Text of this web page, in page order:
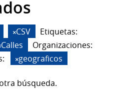
CSV
Etiquetas:
Calles
Organizaciones:
geograficos
búsqueda.